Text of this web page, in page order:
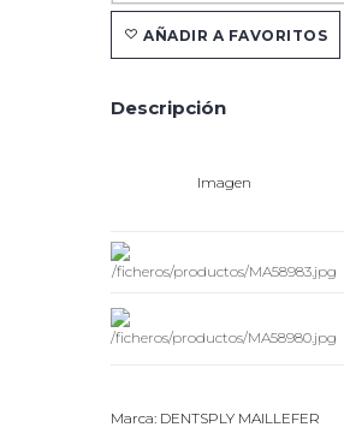
AÑADIR A FAVORITOS
Descripción
Imagen
Marca: DENTSPLY MAILLEFER